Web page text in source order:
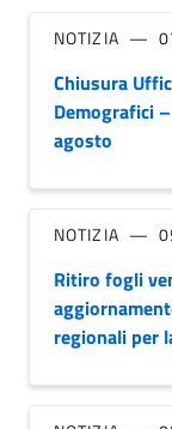
NOTIZIA
Chiusura
Demografici
agosto
NOTIZIA
Ritiro fogli
regionali per